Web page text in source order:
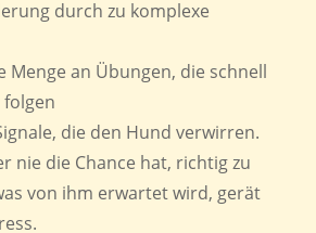
durch zu komplexe
Menge an Übungen, die schnell
die den Hund verwirren.
nie die Chance hat, richtig zu
von ihm erwartet wird, gerät